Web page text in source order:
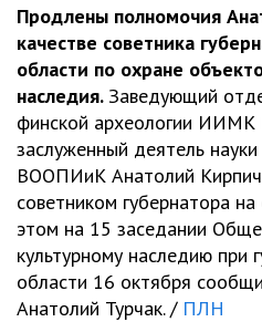
Продлены полномочия
качестве советника
области по охране
наследия. Заведующий
финской археологии ИИМК
заслуженный деятель
ВООПИиК Анатолий
советником губернатора
этом на 15 заседании
культурному наследию при
области 16 октября
Анатолий Турчак. / ПЛН